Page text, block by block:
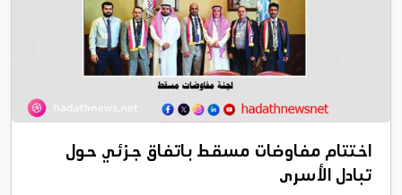
اختتام مفاوضات مسقط باتفاق جزئي حول
تبادل الأسرى